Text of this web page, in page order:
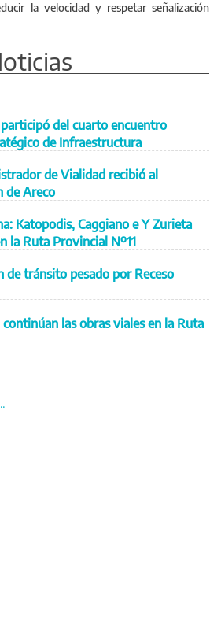
la velocidad y respetar señalización
del cuarto encuentro
de Infraestructura
de Vialidad recibió al
de Areco
Katopodis, Caggiano e Y Zurieta
la Ruta Provincial Nº11
de tránsito pesado por Receso
continúan las obras viales en la Ruta